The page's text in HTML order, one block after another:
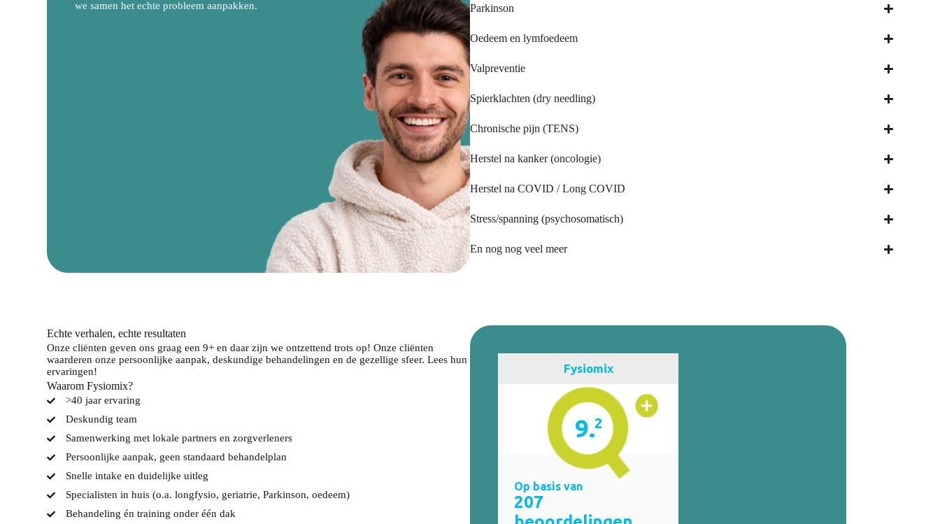
we samen het echte probleem aanpakken.
Parkinson
Oedeem en lymfoedeem
Valpreventie
Spierklachten (dry needling)
Chronische pijn (TENS)
Herstel na kanker (oncologie)
Herstel na COVID / Long COVID
Stress/spanning (psychosomatisch)
En nog nog veel meer
Echte verhalen, echte resultaten
Onze cliënten geven ons graag een 9+ en daar zijn we ontzettend trots op! Onze cliënten
waarderen onze persoonlijke aanpak, deskundige behandelingen en de gezellige sfeer. Lees hun
ervaringen!
Waarom Fysiomix?
>40 jaar ervaring
Deskundig team
Samenwerking met lokale partners en zorgverleners
Persoonlijke aanpak, geen standaard behandelplan
Snelle intake en duidelijke uitleg
Specialisten in huis (o.a. longfysio, geriatrie, Parkinson, oedeem)
Behandeling én training onder één dak